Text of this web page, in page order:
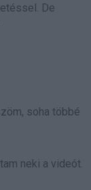
De
soha többé
neki a videót.